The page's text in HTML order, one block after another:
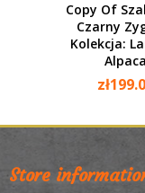
Copy Of
Czarny
Kolekcja:
Alpaca
Store